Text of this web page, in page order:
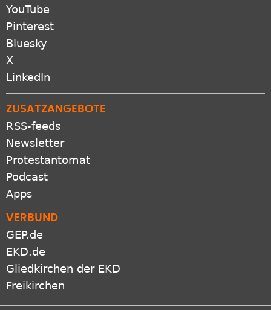
YouTube
Pinterest
Bluesky
X
LinkedIn
ZUSATZANGEBOTE
RSS-feeds
Newsletter
Protestantomat
Podcast
Apps
VERBUND
GEP.de
EKD.de
Gliedkirchen der EKD
Freikirchen